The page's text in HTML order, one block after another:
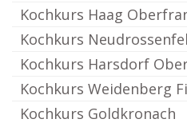
Kochkurs Haag
Kochkurs
Kochkurs Harsdorf
Kochkurs Weidenberg
Kochkurs Goldkronach